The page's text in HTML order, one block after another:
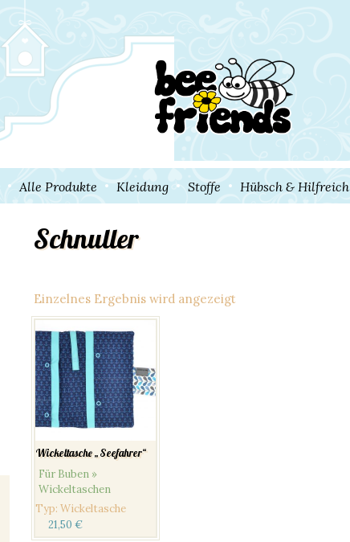
Alle Produkte Kleidung Stoffe Hübsch & Hilfreich
Schnuller
Einzelnes Ergebnis wird angezeigt
Wickeltasche „Seefahrer“
Für Buben »
Wickeltaschen
Typ: Wickeltasche
21,50 €